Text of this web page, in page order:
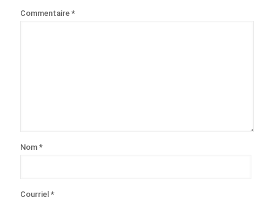
Commentaire *
Nom *
Courriel *